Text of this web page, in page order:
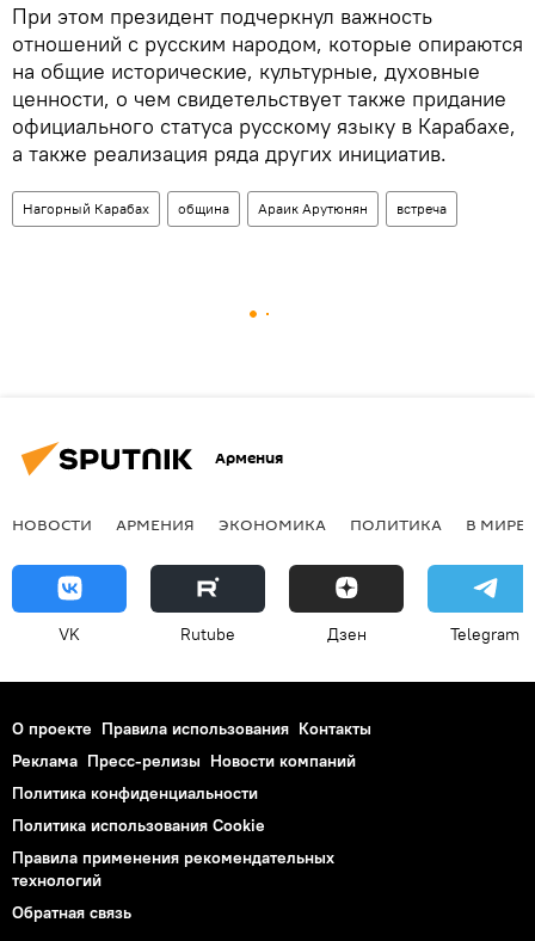
При этом президент подчеркнул важность
отношений с русским народом, которые опираются
на общие исторические, культурные, духовные
ценности, о чем свидетельствует также придание
официального статуса русскому языку в Карабахе,
а также реализация ряда других инициатив.
Нагорный Карабах община Араик Арутюнян встреча
Армения
НОВОСТИ АРМЕНИЯ ЭКОНОМИКА ПОЛИТИКА В МИРЕ
VK Rutube Дзен Telegram
О проекте Правила использования Контакты
Реклама Пресс-релизы Новости компаний
Политика конфиденциальности
Политика использования Cookie
Правила применения рекомендательных
технологий
Обратная связь